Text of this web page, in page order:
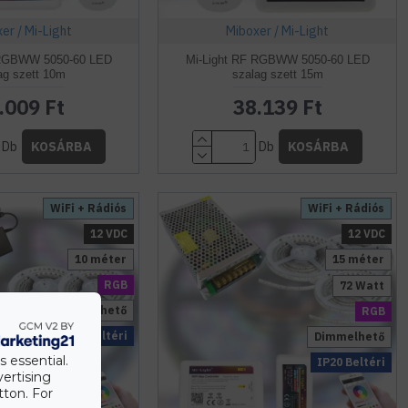
/ Mi-Light
5050-60 LED
szett 10m
Ft
Db KOSÁRBA
Miboxer / Mi-Light
Mi-Light RF RGBWW 5050-60 LED
szalag szett 15m
38.139 Ft
Db KOSÁRBA
RGB
IP20 Beltéri
WiFi + Rádiós
12 VDC
Dimmelhető
10 méter
RGB
IP20 Beltéri
WiFi + Rádiós
12 VDC
Dimmelhető
15 méter
72 Watt
essential.
For